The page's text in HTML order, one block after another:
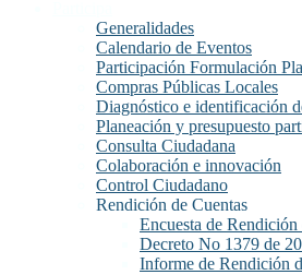
Generalidades
Calendario de Eventos
Participación Formulación
Compras Públicas Locales
Diagnóstico e identificación
Planeación y presupuesto
Consulta Ciudadana
Colaboración e innovación
Control Ciudadano
Rendición de Cuentas
Encuesta de Rendición
Decreto No 1379 de
Informe de Rendición